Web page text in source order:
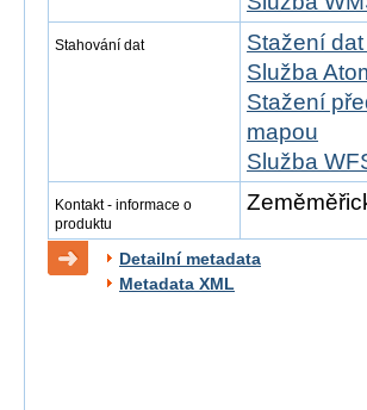
Stahování dat
Stažení
Služba
Stažení
mapou
Služba
Kontakt - informace o
produktu
Detailní metadata
Metadata XML